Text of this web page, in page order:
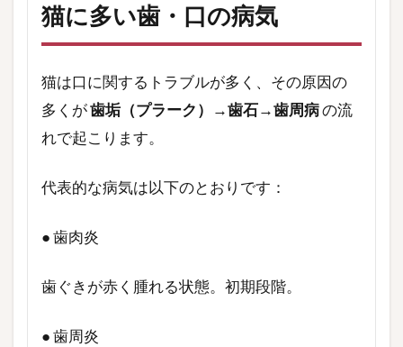
猫に多い歯・口の病気
猫は口に関するトラブルが多く、その原因の
多くが歯垢（プラーク）→歯石→歯周病の流
れで起こります。
代表的な病気は以下のとおりです：
● 歯肉炎
歯ぐきが赤く腫れる状態。初期段階。
● 歯周炎